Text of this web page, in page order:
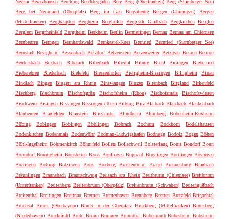
Neckar Beratzhausen Berching Berchtesgaden Berg Berg (Oberfranken) Berg (Starnberger See)
Berg bei Neumarkt (Oberpfalz)
Berg im Gau Bergatreute Bergen (Chiemgau)
Bergen
(Mittelfranken)
Berghaupten Bergheim Berghülen Bergisch Gladbach Bergkirchen
Berglen
Berglern Bergrheinfeld Bergtheim Berkheim Berlin Bermatingen Bernau Bernau am Chiemsee
Bernbeuren
Berngau Bernhardswald Bernkastel-Kues Bernried
Bernried (Starnberger See)
Bernstadt Besigheim Bessenbach Betzdorf Betzenstein Betzenweiler Betzigau Beuren Beuron
Beutelsbach
Bexbach Biberach Biberbach Bibertal Biburg Bichl Bidingen
Biebelried
Bieberehren
Biederbach Bielefeld Biessenhofen Bietigheim-Bissingen Billigheim
Binau
Bindlach
Bingen Bingen am Rhein Binswangen Binzen Birenbach Birgland
Birkenfeld
Bischberg
Bischbrunn Bischofsgrün Bischofsheim (Rhön) Bischofsmais
Bischofswiesen
Bischweier Bisingen Bissingen Bissingen (Teck) Bitburg Bitz Blaibach Blaichach Blankenbach
Blaubeuren
Blaufelden Blaustein Blieskastel Blindheim Blumberg
Bobenheim-Roxheim
Böbing
Bobingen Böbingen Böblingen Böbrach Bochum Bockhorn
Bodelshausen
Bodenkirchen Bodenmais Bodenwöhr Bodman-Ludwigshafen Bodnegg Bodolz Bogen Böhen
Böhl-Iggelheim Böhmenkirch Böhmfeld Böllen Bollschweil Bolsterlang Boms Bondorf Bonn
Bonndorf Bönnigheim Bonstetten Boos Bopfingen Boppard Börslingen Börtlingen Bösingen
Böttingen
Bottrop Bötzingen Bous Boxberg Brackenheim Brand Brannenburg
Braubach
Bräunlingen Braunsbach Braunschweig Breisach am Rhein Breitbrunn (Chiemsee) Breitbrunn
(Unterfranken) Breitenberg Breitenbrunn (Oberpfalz) Breitenbrunn (Schwaben) Breitengüßbach
Breitenthal Breitingen Breitnau Bremen Bremerhaven Brennberg Bretten Bretzfeld Brigachtal
Bruchsal
Bruck (Oberbayern) Bruck in der Oberpfalz Bruckberg (Mittelfranken) Bruckberg
(Niederbayern) Bruckmühl Brühl Brunn Brunnen Brunnthal Bubenreuth Bubesheim Bubsheim